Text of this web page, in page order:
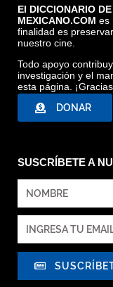
El DICCIONARIO
MEXICANO.COM es
finalidad es
nuestro cine.
Todo apoyo
investigación y el
esta página.
DONAR
SUSCRÍBETE A